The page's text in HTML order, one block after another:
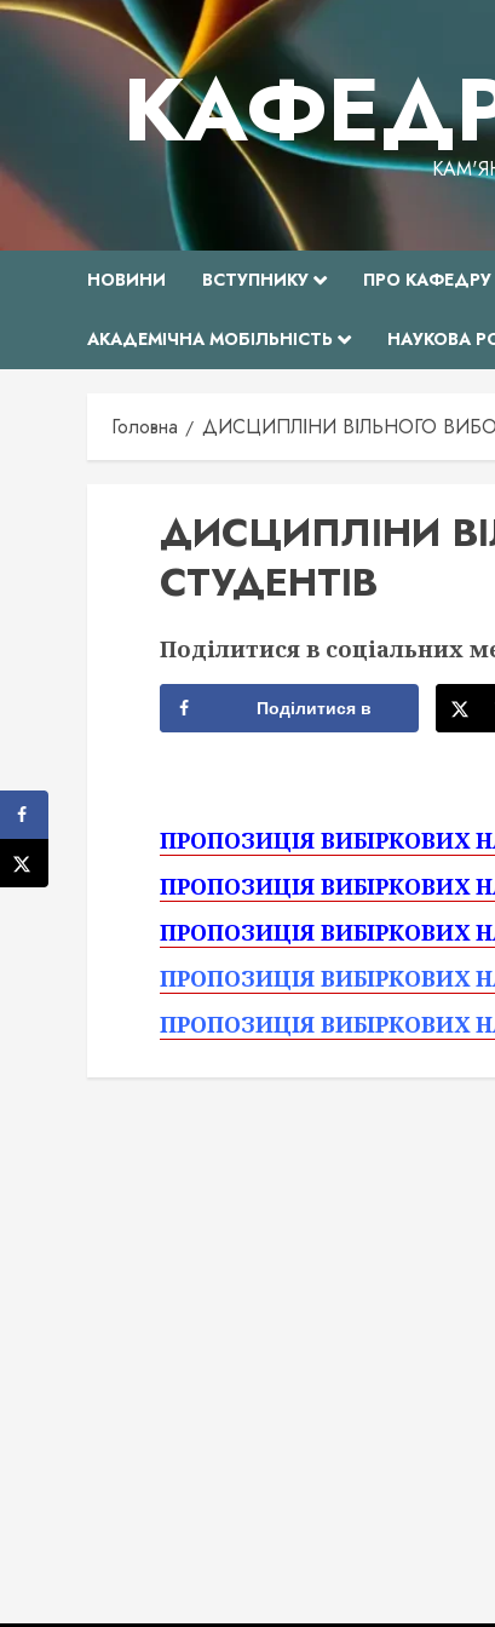
Перейти
НОВИНИ ВСТУПНИКУ ПРО КАФЕДРУ
АКАДЕМІЧНА МОБІЛЬНІСТЬ НАУКОВА
Головна ДИСЦИПЛІНИ ВІЛЬНОГО
ДИСЦИПЛІНИ
СТУДЕНТІВ
Поділитися в соціальних
Поділитися в
ПРОПОЗИЦІЯ ВИБІРКОВИХ
ПРОПОЗИЦІЯ ВИБІРКОВИХ
ПРОПОЗИЦІЯ ВИБІРКОВИХ
ПРОПОЗИЦІЯ ВИБІРКОВИХ
ПРОПОЗИЦІЯ ВИБІРКОВИХ